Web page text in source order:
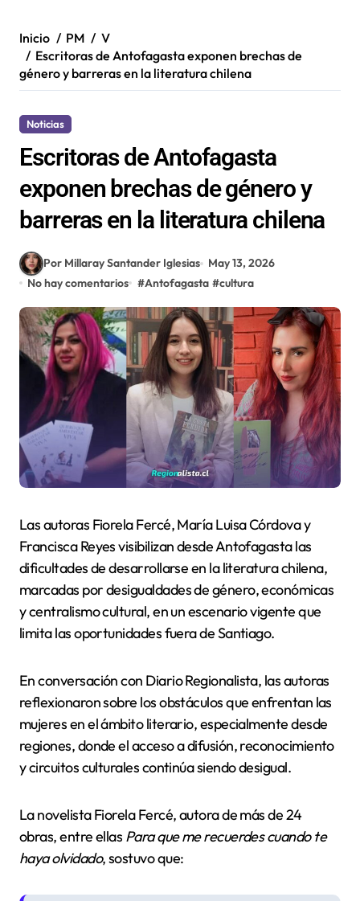
Inicio PM
V
Escritoras de Antofagasta exponen brechas de
género y barreras en la literatura chilena
Noticias
Escritoras de Antofagasta
exponen brechas de género y
barreras en la literatura chilena
Por Millaray Santander Iglesias
May 13, 2026
No hay comentarios #Antofagasta #cultura
Las autoras Fiorela Fercé, María Luisa Córdova y
Francisca Reyes visibilizan desde Antofagasta las
dificultades de desarrollarse en la literatura chilena,
marcadas por desigualdades de género, económicas
y centralismo cultural, en un escenario vigente que
limita las oportunidades fuera de Santiago.
En conversación con Diario Regionalista, las autoras
reflexionaron sobre los obstáculos que enfrentan las
mujeres en el ámbito literario, especialmente desde
regiones, donde el acceso a difusión, reconocimiento
y circuitos culturales continúa siendo desigual.
La novelista Fiorela Fercé, autora de más de 24
obras, entre ellas Para que me recuerdes cuando te
haya olvidado, sostuvo que: